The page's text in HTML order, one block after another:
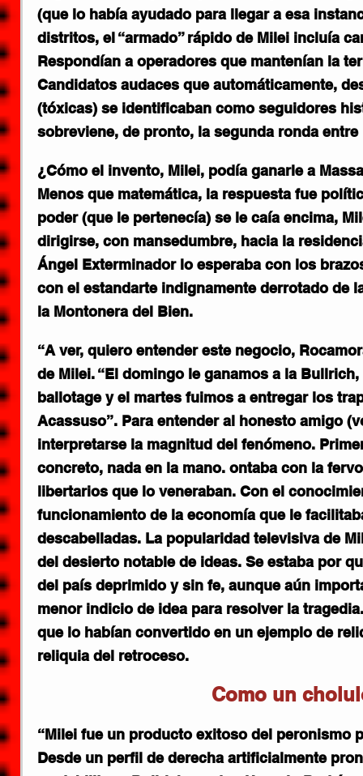
(que lo había ayudado para llegar a esa
distritos, el “armado” rápido de Milei incluía
Respondían a operadores que mantenían la
Candidatos audaces que automáticamente,
(tóxicas) se identificaban como seguidores
sobreviene, de pronto, la segunda ronda
¿Cómo el invento, Milei, podía ganarle a
Menos que matemática, la respuesta fue
poder (que le pertenecía) se le caía encima,
dirigirse, con mansedumbre, hacia la
Ángel Exterminador lo esperaba con los
con el estandarte indignamente derrotado de
la Montonera del Bien.
“A ver, quiero entender este negocio,
de Milei. “El domingo le ganamos a la
ballotage y el martes fuimos a entregar los
Acassuso”. Para entender al honesto amigo
interpretarse la magnitud del fenómeno.
concreto, nada en la mano. ontaba con la
libertarios que lo veneraban. Con el
funcionamiento de la economía que le
descabelladas. La popularidad televisiva de
del desierto notable de ideas. Se estaba por
del país deprimido y sin fe, aunque aún
menor indicio de idea para resolver la
que lo habían convertido en un ejemplo de
reliquia del retroceso.
Como un
“Milei fue un producto exitoso del peronismo
Desde un perfil de derecha artificialmente